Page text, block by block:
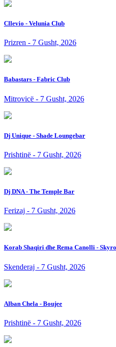
Cllevio - Velunia Club
Prizren - 7 Gusht, 2026
Babastars - Fabric Club
Mitrovicë - 7 Gusht, 2026
Dj Unique - Shade Loungebar
Prishtinë - 7 Gusht, 2026
Dj DNA - The Temple Bar
Ferizaj - 7 Gusht, 2026
Korab Shaqiri dhe Rema Canolli -
Skenderaj - 7 Gusht, 2026
Alban Chela - Boujee
Prishtinë - 7 Gusht, 2026